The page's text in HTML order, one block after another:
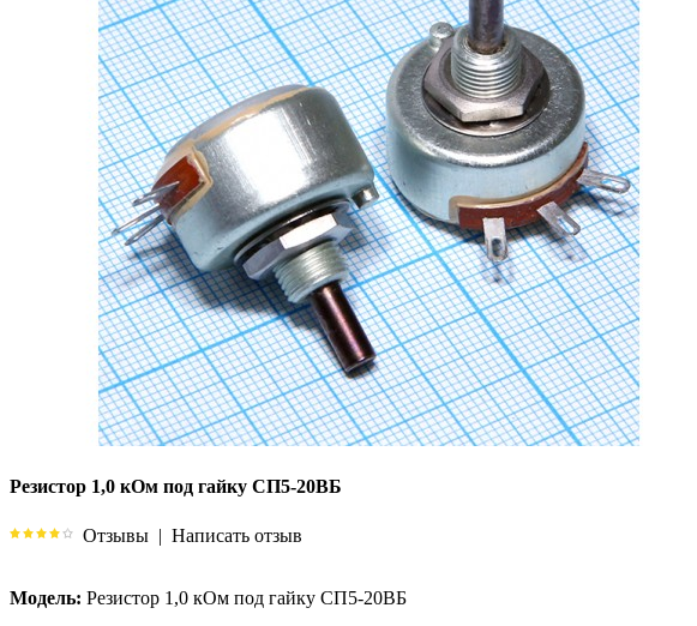
Резистор 1,0 кОм под гайку СП5-20ВБ
Отзывы | Написать отзыв
Модель: Резистор 1,0 кОм под гайку СП5-20ВБ